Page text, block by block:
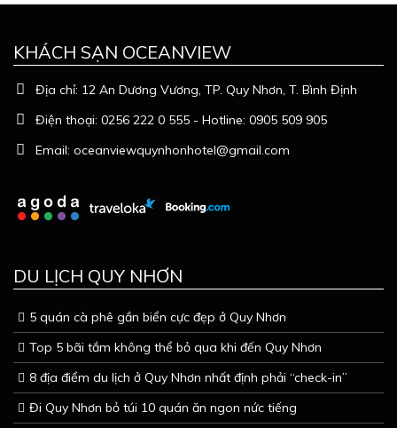
KHÁCH SẠN OCEANVIEW
Địa chỉ: 12 An Dương Vương, TP. Quy Nhơn, T. Bình Định
Điện thoại: 0256 222 0 555 - Hotline: 0905 509 905
Email: oceanviewquynhonhotel@gmail.com
DU LỊCH QUY NHƠN
5 quán cà phê gần biển cực đẹp ở Quy Nhơn
Top 5 bãi tắm không thể bỏ qua khi đến Quy Nhơn
8 địa điểm du lịch ở Quy Nhơn nhất định phải “check-in”
Đi Quy Nhơn bỏ túi 10 quán ăn ngon nức tiếng